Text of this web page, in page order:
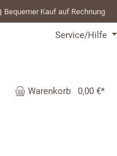
Bequemer Kauf auf Rechnung
Service/Hilfe
Warenkorb 0,00 €*